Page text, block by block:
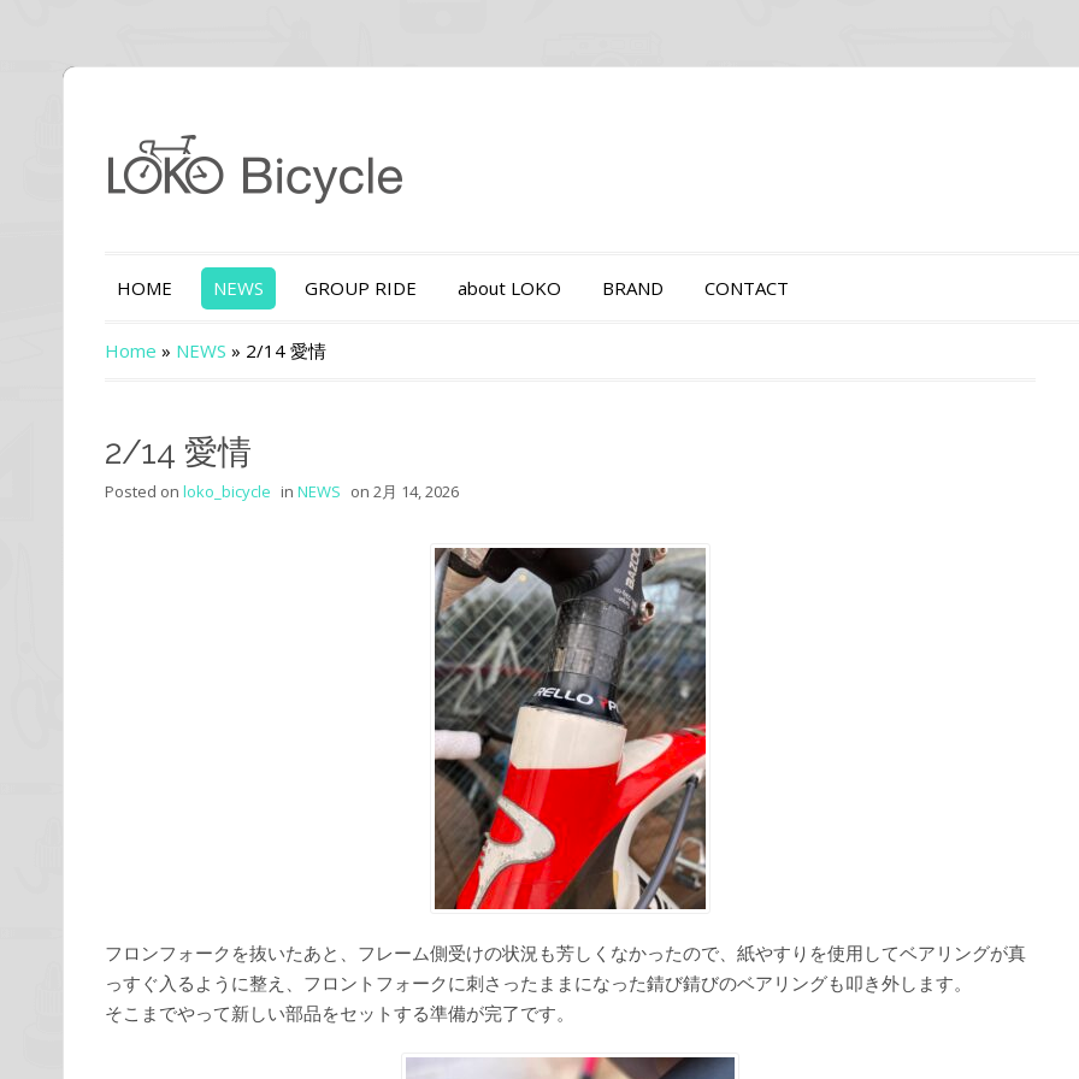
HOME NEWS GROUP RIDE about LOKO BRAND CONTACT
Home » NEWS » 2/14 愛情
2/14 愛情
Posted on loko_bicycle in NEWS on 2月 14, 2026
フロンフォークを抜いたあと、フレーム側受けの状況も芳しくなかったので、紙やすりを使用してベアリングが真
っすぐ入るように整え、フロントフォークに刺さったままになった錆び錆びのベアリングも叩き外します。
そこまでやって新しい部品をセットする準備が完了です。